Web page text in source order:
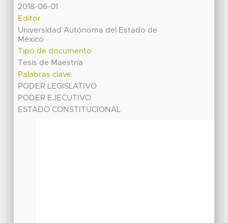
2018-06-01
Editor
Universidad Autónoma del Estado de
México
Tipo de documento
Tesis de Maestría
Palabras clave
PODER LEGISLATIVO
PODER EJECUTIVO
ESTADO CONSTITUCIONAL